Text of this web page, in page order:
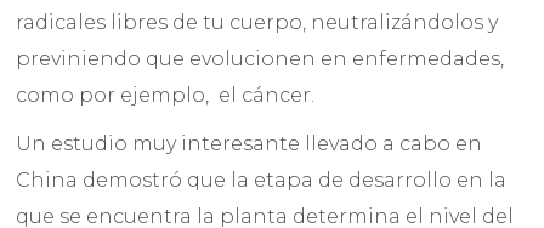
radicales libres de tu cuerpo, neutralizándolos y
previniendo que evolucionen en enfermedades,
como por ejemplo, el cáncer.
Un estudio muy interesante llevado a cabo en
China demostró que la etapa de desarrollo en la
que se encuentra la planta determina el nivel del